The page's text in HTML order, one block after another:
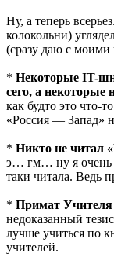
Ну, а теперь
колокольни)
(сразу даю с моими
* Некоторые IT-
сего, а некоторые
как будто это что-
«Россия — Запад»
* Никто не читал
э… гм… ну я очень
таки читала. Ведь
* Примат Учителя
недоказанный
лучше учиться по
учителей.